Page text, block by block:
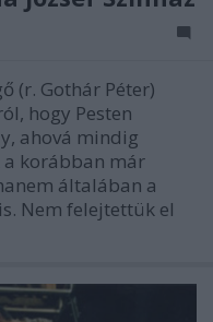
(r. Gothár Péter)
hogy Pesten
ahová mindig
a korábban már
általában a
Nem felejtettük el